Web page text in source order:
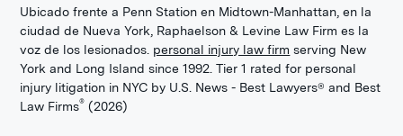
Ubicado frente a Penn Station en Midtown-Manhattan, en la
ciudad de Nueva York, Raphaelson & Levine Law Firm es la
voz de los lesionados. personal injury law firm serving New
York and Long Island since 1992. Tier 1 rated for personal
injury litigation in NYC by U.S. News - Best Lawyers® and Best
Law Firms® (2026)